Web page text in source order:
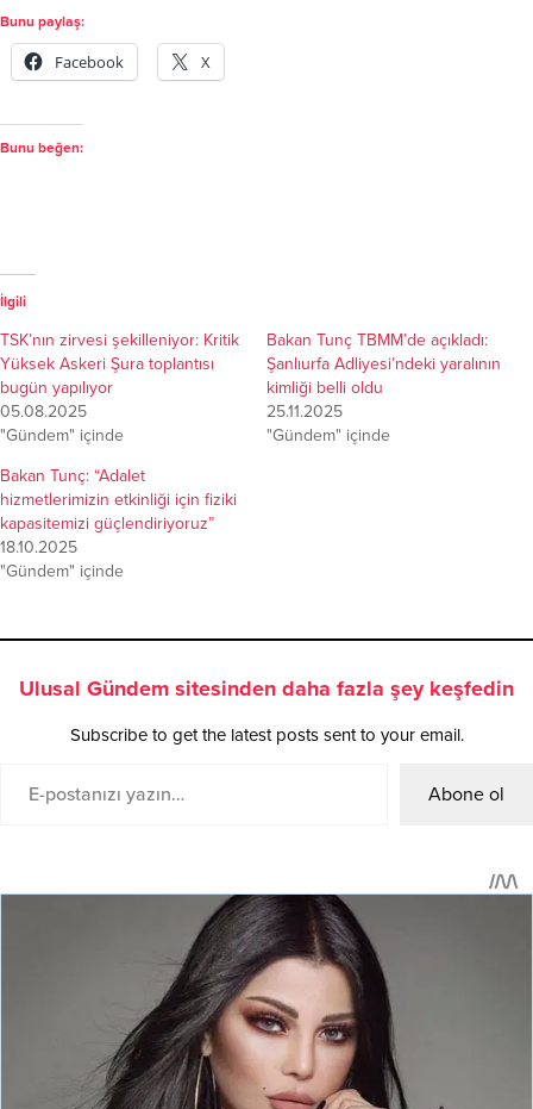
Bunu paylaş:
Facebook X
Bunu beğen:
İlgili
TSK’nın zirvesi şekilleniyor: Kritik
Yüksek Askeri Şura toplantısı
bugün yapılıyor
05.08.2025
"Gündem" içinde
Bakan Tunç TBMM’de açıkladı:
Şanlıurfa Adliyesi’ndeki yaralının
kimliği belli oldu
25.11.2025
"Gündem" içinde
Bakan Tunç: “Adalet
hizmetlerimizin etkinliği için fiziki
kapasitemizi güçlendiriyoruz”
18.10.2025
"Gündem" içinde
Ulusal Gündem sitesinden daha fazla şey keşfedin
Subscribe to get the latest posts sent to your email.
Abone ol